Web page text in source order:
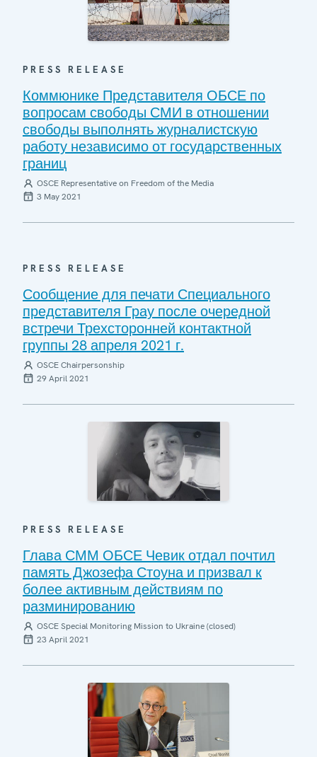
PRESS RELEASE
Коммюнике Представителя ОБСЕ по
вопросам свободы СМИ в отношении
свободы выполнять журналистскую
работу независимо от государственных
границ
OSCE Representative on Freedom of the Media
3 May 2021
PRESS RELEASE
Сообщение для печати Специального
представителя Грау после очередной
встречи Трехсторонней контактной
группы 28 апреля 2021 г.
OSCE Chairpersonship
29 April 2021
PRESS RELEASE
Глава СММ ОБСЕ Чевик отдал почтил
память Джозефа Стоуна и призвал к
более активным действиям по
разминированию
OSCE Special Monitoring Mission to Ukraine (closed)
23 April 2021